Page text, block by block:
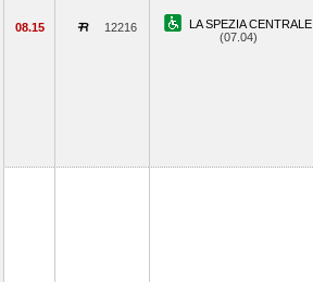
08.15 12216
LA SPEZIA CENTRALE
(07.04)